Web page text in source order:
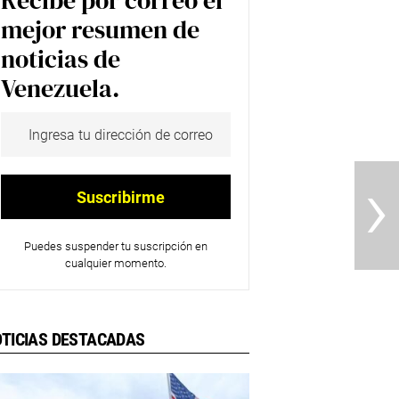
mejor resumen de
noticias de
Venezuela.
Puedes suspender tu suscripción en
cualquier momento.
DESTACADAS
›